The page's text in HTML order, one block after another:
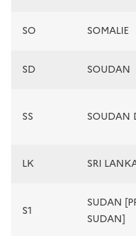
SO SOMALIE
SD SOUDAN
SS SOUDAN
LK SRI
S1
SUDAN
SUDAN]